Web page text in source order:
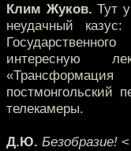
Клим Жуков. Тут
неудачный
интересную
постмонгольский
телекамеры.
Д.Ю. Безобразие! <